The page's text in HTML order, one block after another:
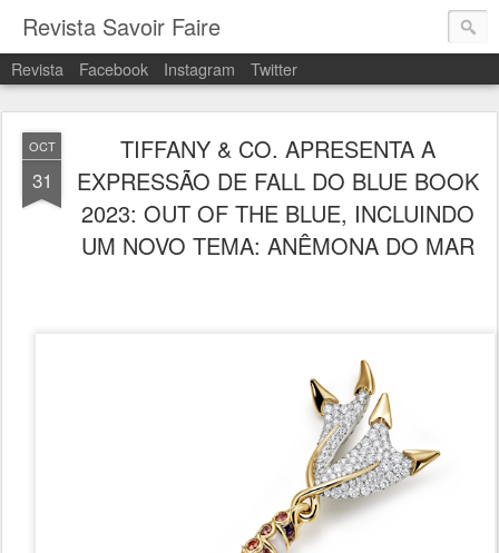
Revista Savoir Faire
Revista Facebook Instagram Twitter
OCT
31
TIFFANY & CO. APRESENTA A
EXPRESSÃO DE FALL DO BLUE BOOK
2023: OUT OF THE BLUE, INCLUINDO
UM NOVO TEMA: ANÊMONA DO MAR